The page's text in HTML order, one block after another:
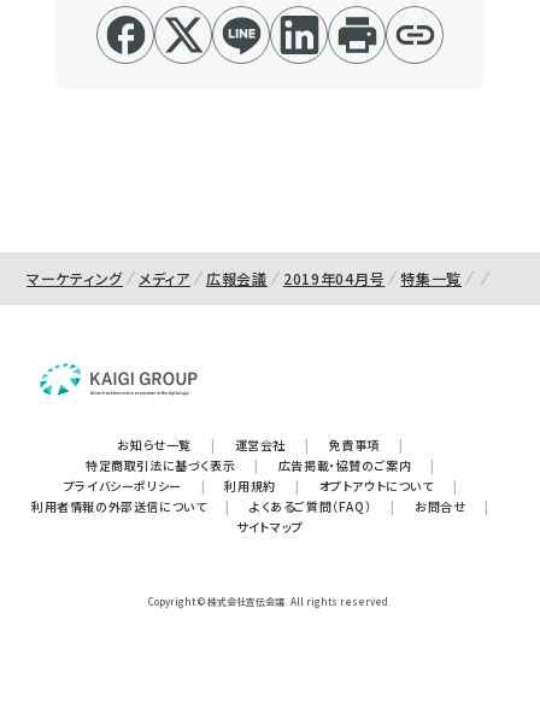
マーケティング メディア 広報会議 2019年04月号 特集一覧
お知らせ一覧 | 運営会社 | 免責事項
|
特定商取引法に基づく表示
| 広告掲載・協賛のご案内
|
プライバシーポリシー
| 利用規約 | オプトアウトについて
|
利用者情報の外部送信について
| よくあるご質問（FAQ） | お問合せ
|
サイトマップ
Copyright © 株式会社宣伝会議. All rights reserved.